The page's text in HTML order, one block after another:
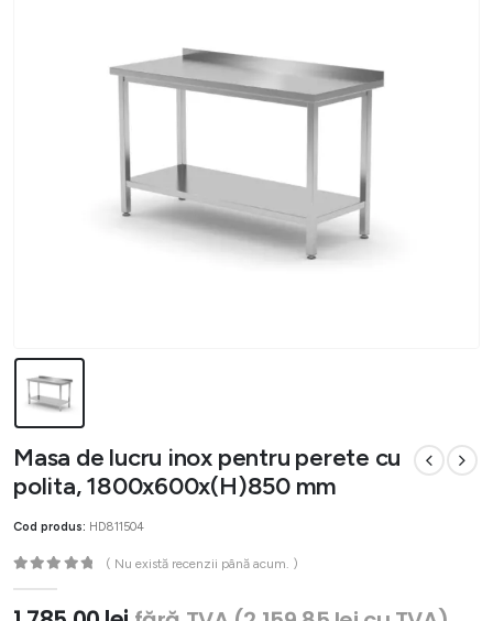
Masa de lucru inox pentru perete cu
polita, 1800x600x(H)850 mm
Cod produs: HD811504
( Nu există recenzii până acum. )